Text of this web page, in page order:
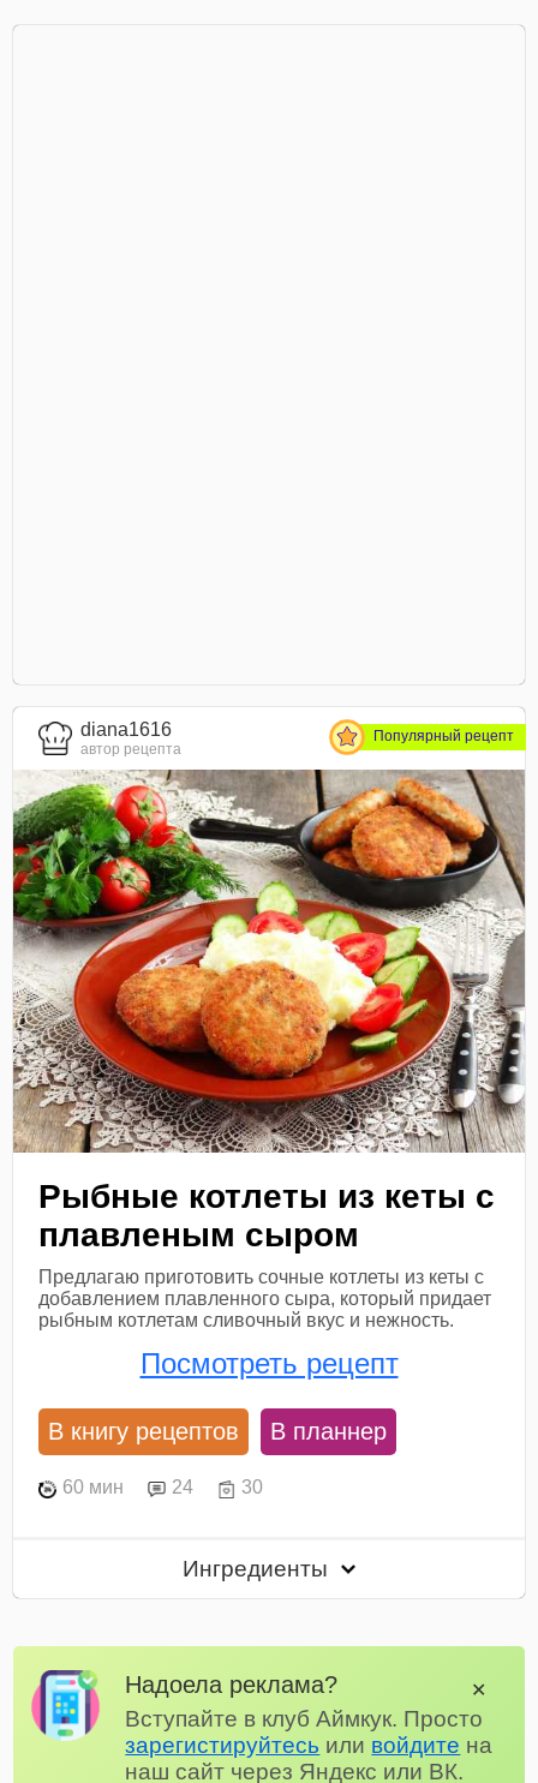
diana1616
автор рецепта
Популярный рецепт
Рыбные котлеты из кеты с
плавленым сыром
Предлагаю приготовить сочные котлеты из кеты с
добавлением плавленного сыра, который придает
рыбным котлетам сливочный вкус и нежность.
Посмотреть рецепт
В книгу рецептов В планнер
60 мин 24 30
Ингредиенты
Надоела реклама?
Вступайте в клуб Аймкук. Просто
зарегистируйтесь или войдите на
наш сайт через Яндекс или ВК.
✕